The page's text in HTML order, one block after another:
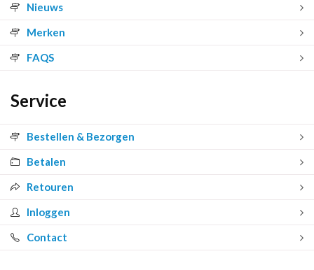
Nieuws
Merken
FAQS
Service
Bestellen & Bezorgen
Betalen
Retouren
Inloggen
Contact